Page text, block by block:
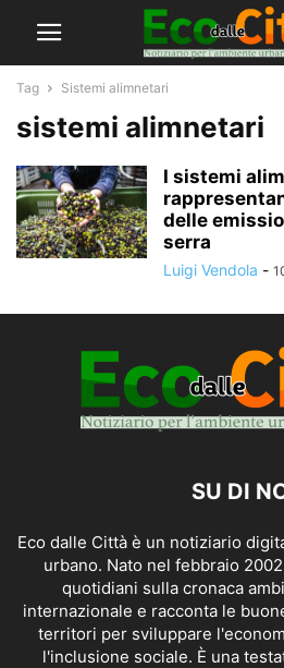
Tag Sistemi alimnetari
sistemi alimnetari
I sistemi
delle
serra
Luigi Vendola -
SU DI
Eco dalle Città è un notiziario
urbano. Nato nel febbraio
quotidiani sulla cronaca
internazionale e racconta le
territori per sviluppare
l'inclusione sociale. È una